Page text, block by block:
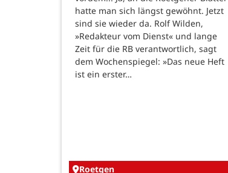
hatte man sich längst gewöhnt. Jetzt
sind sie wieder da. Rolf Wilden,
»Redakteur vom Dienst« und lange
Zeit für die RB verantwortlich, sagt
dem Wochenspiegel: »Das neue Heft
ist ein erster…
Roetgen